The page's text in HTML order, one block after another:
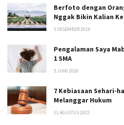
Berfoto dengan
Nggak Bikin Kalian
5 DESEMBER 2019
Pengalaman Saya
1 SMA
5 JUNI 2020
7 Kebiasaan Sehari-
Melanggar Hukum
11 AGUSTUS 2022